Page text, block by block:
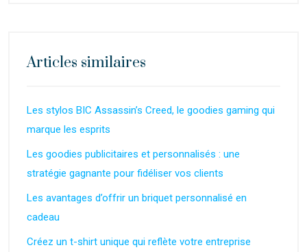
Articles similaires
Les stylos BIC Assassin’s Creed, le goodies gaming qui
marque les esprits
Les goodies publicitaires et personnalisés : une
stratégie gagnante pour fidéliser vos clients
Les avantages d’offrir un briquet personnalisé en
cadeau
Créez un t-shirt unique qui reflète votre entreprise